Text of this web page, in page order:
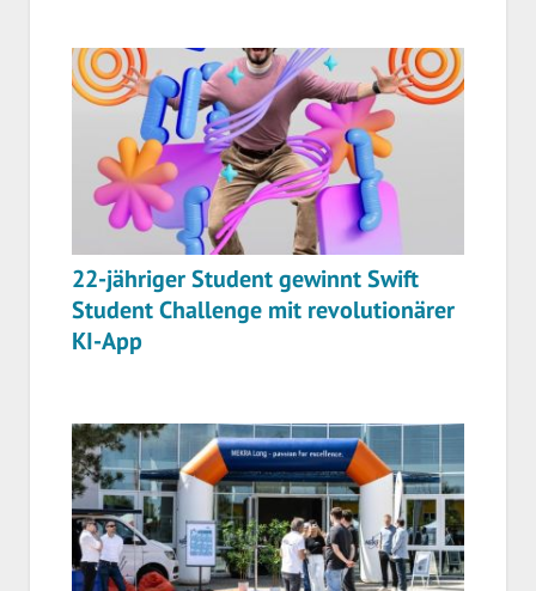
22-jähriger Student gewinnt Swift
Student Challenge mit revolutionärer
KI-App